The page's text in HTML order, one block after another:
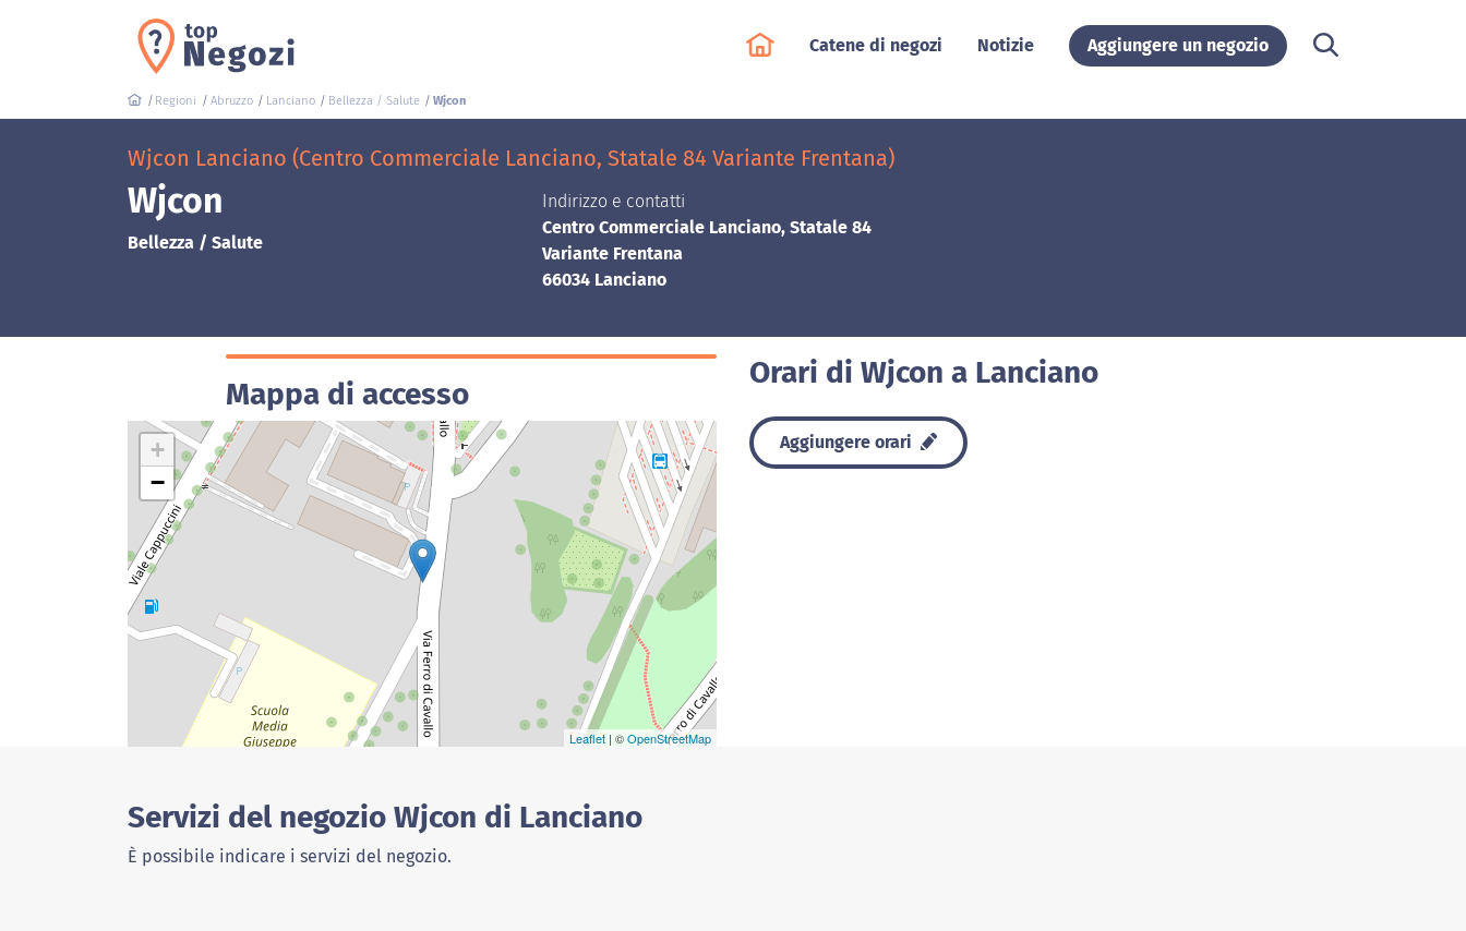
Catene di negozi Notizie Aggiungere un negozio
Regioni Abruzzo Lanciano Bellezza / Salute Wjcon
Wjcon Lanciano (Centro Commerciale Lanciano, Statale 84 Variante Frentana)
Wjcon
Bellezza / Salute
Indirizzo e contatti
Centro Commerciale Lanciano, Statale 84
Variante Frentana
66034 Lanciano
Mappa di accesso
+
−
Leaflet | ©OpenStreetMap
Orari di Wjcon a Lanciano
Aggiungere orari
Servizi del negozio Wjcon di Lanciano
È possibile indicare i servizi del negozio.